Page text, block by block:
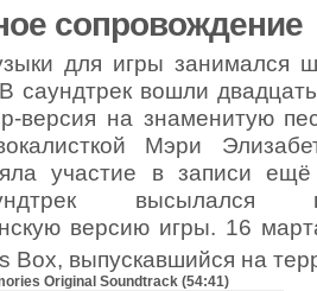
сопровождение
для игры занимался
саундтрек вошли
версия на знаменитую
Мэри
участие в записи
высылался
версию игры. 16
Box, выпускавшийся на
Original Soundtrack (54:41)